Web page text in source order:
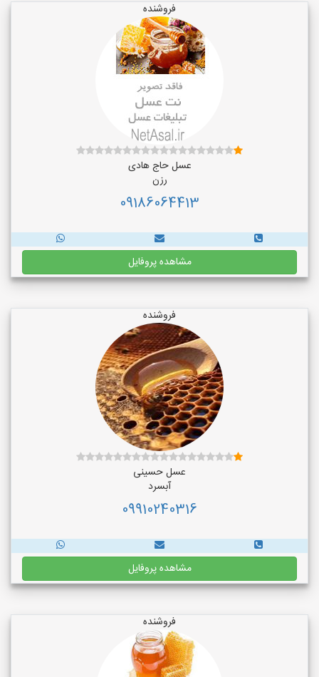
فروشنده
عسل حاج هادی
رزن
09186064413
مشاهده پروفایل
فروشنده
عسل حسینی
آبسرد
09910240316
مشاهده پروفایل
فروشنده